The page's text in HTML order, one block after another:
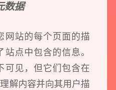
数据
网站的每个页面的描
点中包含的信息。
可见，但它们包含在
解内容并向其用户描